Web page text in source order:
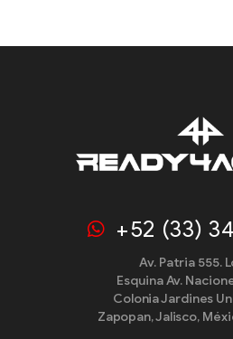
+52 (33)
Av. Patria 555.
Esquina Av.
Colonia Jardines
Zapopan, Jalisco,